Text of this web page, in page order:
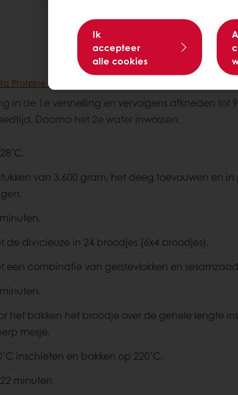
Proteïne Rustiek Krokantbrood (PDF, 405.0 kb)
in de 1e versnelling en vervolgens afkneden tot
Daarna het 2e water inwassen.
van 3.600 gram, het deeg toevouwen en
de divicieuze in 24 broodjes (6x4 broodjes).
een combinatie van gerstevlokken en
het bakken het broodje over de gehele lengte
mesje.
inschieten en bakken op 220˚C.
minuten.
Ik
accepteer
alle cookies